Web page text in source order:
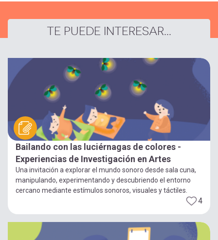
TE PUEDE INTERESAR...
Bailando con las luciérnagas de colores -
Experiencias de Investigación en Artes
Una invitación a explorar el mundo sonoro desde sala cuna,
manipulando, experimentando y descubriendo el entorno
cercano mediante estímulos sonoros, visuales y táctiles.
4